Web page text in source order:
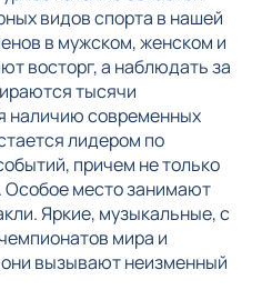
видов спорта в нашей
в мужском, женском и
восторг, а наблюдать за
тысячи
наличию современных
лидером по
причем не только
Особое место занимают
Яркие, музыкальные, с
мира и
вызывают неизменный